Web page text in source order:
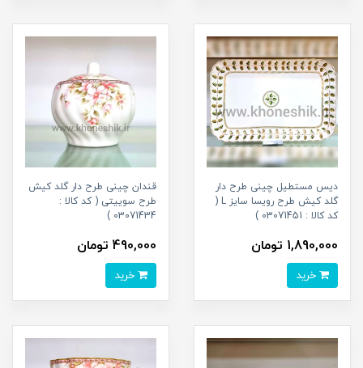
دیس مستطیل چینی طرح دار
گلد کیش طرح رویسا سایز L (
کد کالا : 03071451 )
1,890,000 تومان
قندان چینی طرح دار گلد کیش
طرح سوییتی ( کد کالا :
03071434 )
490,000 تومان